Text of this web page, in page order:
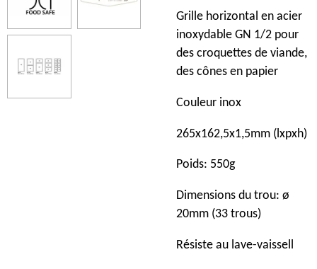
Grille horizontal en acier
inoxydable GN 1/2 pour
des croquettes de viande,
des cônes en papier
Couleur inox
265x162,5x1,5mm (lxpxh)
Poids: 550g
Dimensions du trou: ø
20mm (33 trous)
Résiste au lave-vaissell